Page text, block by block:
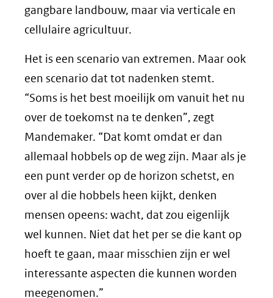
gangbare landbouw, maar via verticale en
cellulaire agricultuur.
Het is een scenario van extremen. Maar ook
een scenario dat tot nadenken stemt.
“Soms is het best moeilijk om vanuit het nu
over de toekomst na te denken”, zegt
Mandemaker. “Dat komt omdat er dan
allemaal hobbels op de weg zijn. Maar als je
een punt verder op de horizon schetst, en
over al die hobbels heen kijkt, denken
mensen opeens: wacht, dat zou eigenlijk
wel kunnen. Niet dat het per se die kant op
hoeft te gaan, maar misschien zijn er wel
interessante aspecten die kunnen worden
meegenomen.”